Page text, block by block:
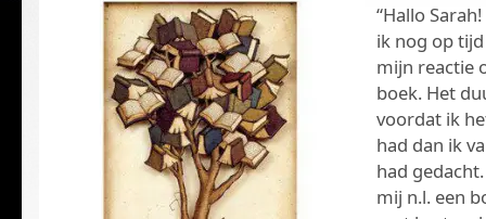
“Hallo
ik nog op
mijn reactie
boek. Het
voordat ik
had dan ik
had
mij n.l. een